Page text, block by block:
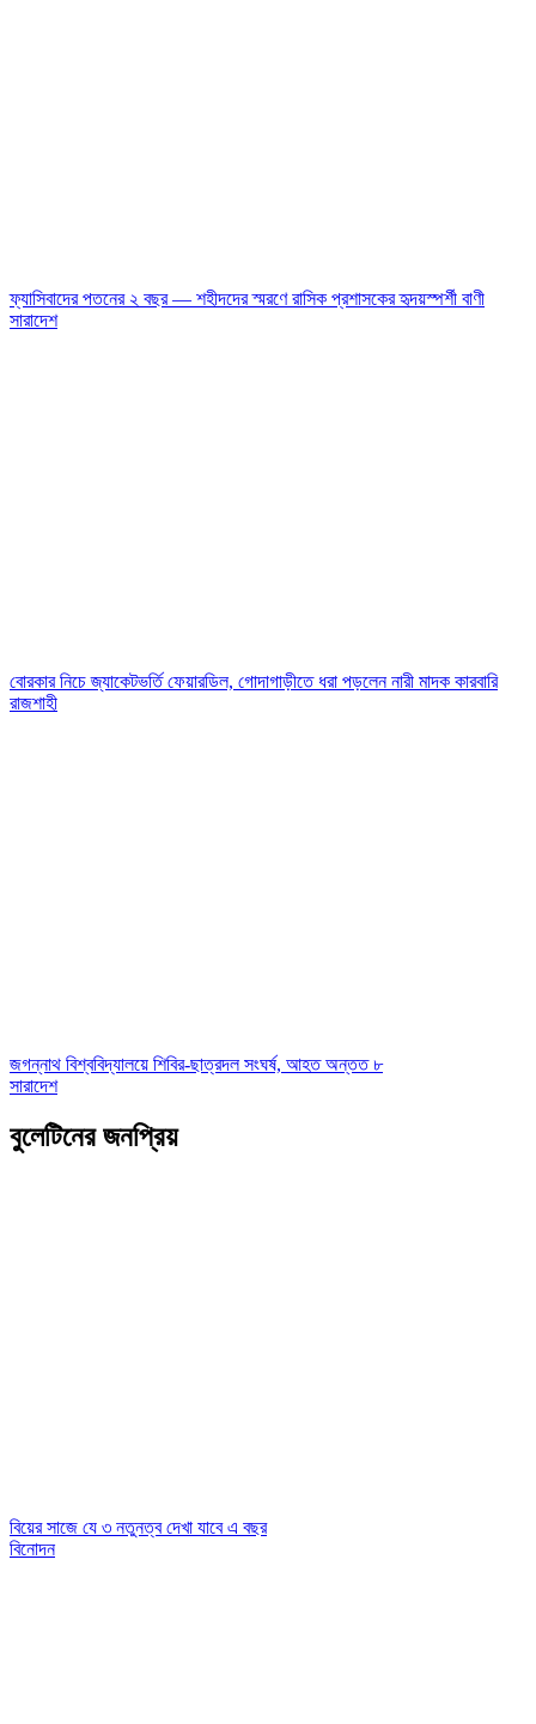
ফ্যাসিবাদের পতনের ২ বছর — শহীদদের স্মরণে রাসিক প্রশাসকের হৃদয়স্পর্শী বাণী
সারাদেশ
বোরকার নিচে জ্যাকেটভর্তি ফেয়ারডিল, গোদাগাড়ীতে ধরা পড়লেন নারী মাদক কারবারি
রাজশাহী
জগন্নাথ বিশ্ববিদ্যালয়ে শিবির-ছাত্রদল সংঘর্ষ, আহত অন্তত ৮
সারাদেশ
বুলেটিনের জনপ্রিয়
বিয়ের সাজে যে ৩ নতুনত্ব দেখা যাবে এ বছর
বিনোদন